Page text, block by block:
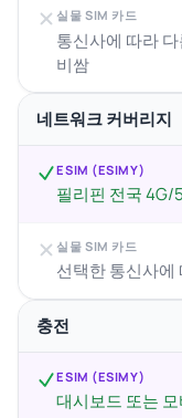
실물 SIM 카드
통신사에 따라
비쌈
네트워크 커버리지
ESIM (ESIMY)
필리핀 전국 4G/
실물 SIM 카드
선택한 통신사에
충전
ESIM (ESIMY)
대시보드 또는